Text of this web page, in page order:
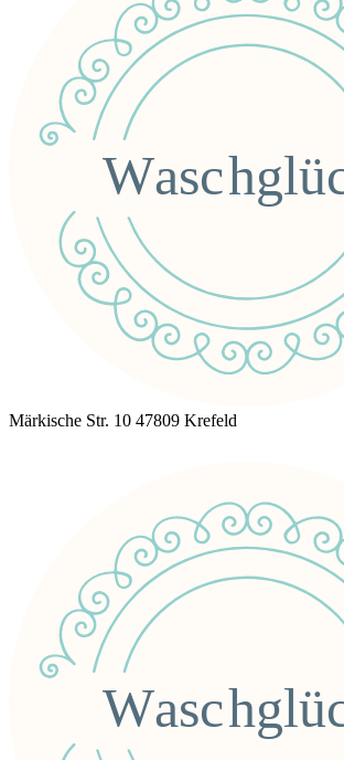
Märkische Str. 10 47809 Krefeld